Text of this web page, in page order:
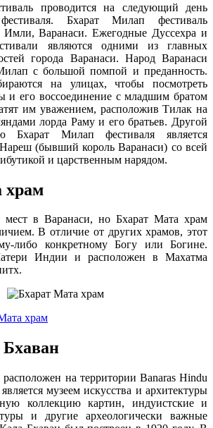
проводится на следующий день
Бхарат Милап фестиваль
Имли, Варанаси. Ежегодные Дуссехра и
являются одними из главных
города Варанаси. Народ Варанаси
с большой помпой и преданность.
на улицах, чтобы посмотреть
и его воссоединение с младшим братом
им уважением, расположив Тилак на
лорда Раму и его братьев. Другой
Бхарат Милап фестиваля является
(бывший король Варанаси) со всей
и царственным нарядом.
храм
мест в Варанаси, но Бхарат Мата храм
В отличие от других храмов, этот
либо конкретному Богу или Богине.
Индии и расположен в Махатма
храм
на территории Banaras Hindu
музеем искусства и архитектуры
коллекцию картин, индуистские и
и другие археологически важные